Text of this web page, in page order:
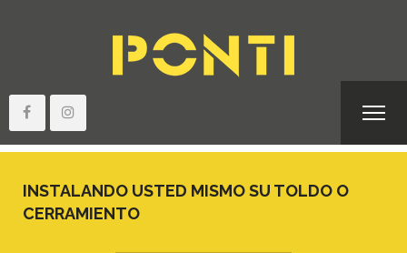
INSTALANDO USTED MISMO SU TOLDO O
CERRAMIENTO